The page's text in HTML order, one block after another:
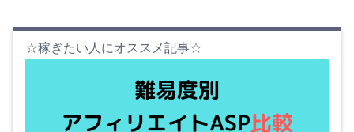
☆稼ぎたい人にオススメ記事☆